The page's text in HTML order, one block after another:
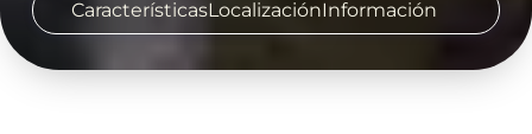
CaracterísticasLocalizaciónInformación